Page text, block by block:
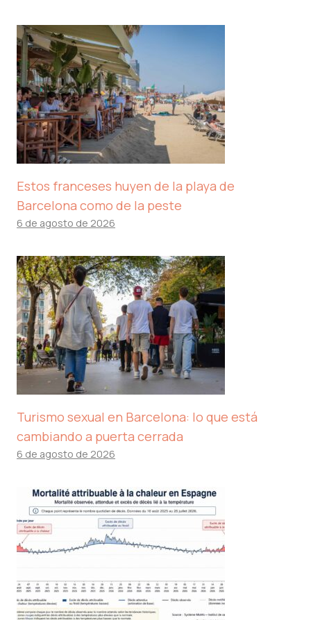
Estos franceses huyen de la playa de
Barcelona como de la peste
6 de agosto de 2026
Turismo sexual en Barcelona: lo que está
cambiando a puerta cerrada
6 de agosto de 2026